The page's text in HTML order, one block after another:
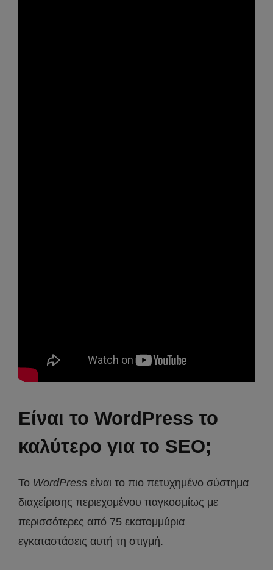
Είναι το WordPress το
καλύτερο για το SEO;
Το WordPress είναι το πιο πετυχημένο σύστημα
διαχείρισης περιεχομένου παγκοσμίως με
περισσότερες από 75 εκατομμύρια
εγκαταστάσεις αυτή τη στιγμή.